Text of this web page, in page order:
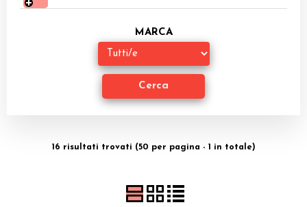
Librigame
Giochi di Carte Collezionabili
Accessori
MARCA
16 risultati trovati (50 per pagina - 1 in totale)